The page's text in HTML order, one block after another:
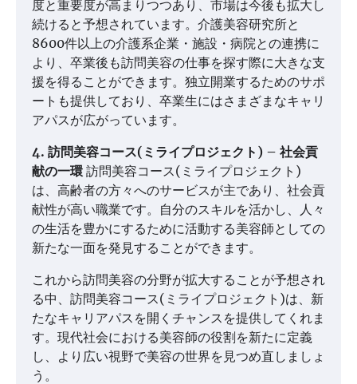
度と重要度が高まりつつあり、市場は今後も拡大し
続けると予想されています。介護美容研究所と
8600件以上の介護系企業・施設・病院との連携に
より、卒業後も訪問美容の仕事を探す際に大きな支
援を得ることができます。独立開業するためのサポ
ートも提供しており、卒業生にはさまざまなキャリ
アパスが広がっています。
4. 訪問美容コース(ミライプロジェクト) – 社会貢
献の一環 訪問美容コース(ミライプロジェクト)
は、高齢者の方々へのサービスが主であり、社会貢
献性が高い職業です。自分のスキルを活かし、人々
の生活を豊かにするために活動する美容師としての
新たな一面を発見することができます。
これから訪問美容の分野が拡大することが予想され
る中、訪問美容コース(ミライプロジェクト)は、新
たなキャリアパスを開くチャンスを提供してくれま
す。現代社会における美容師の役割を新たに定義
し、より広い視野で美容の世界を見つめ直しましょ
う。